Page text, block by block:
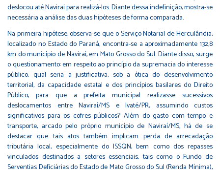
deslocou até Naviraí para realizá-los. Diante dessa indefinição, mostra-se
necessária a análise das duas hipóteses de forma comparada.
Na primeira hipótese, observa-se que o Serviço Notarial de Herculândia,
localizado no Estado do Paraná, encontra-se a aproximadamente 132,8
km do município de Naviraí, em Mato Grosso do Sul. Diante disso, surge
o questionamento: em respeito ao princípio da supremacia do interesse
público, qual seria a justificativa, sob a ótica do desenvolvimento
territorial, da capacidade estatal e dos princípios basilares do Direito
Público, para que a prefeita municipal realizasse sucessivos
deslocamentos entre Naviraí/MS e Ivaté/PR, assumindo custos
significativos para os cofres públicos? Além do gasto com tempo e
transporte, arcado pelo próprio município de Naviraí/MS, há de se
destacar que tais atos também implicam perda de arrecadação
tributária local, especialmente do ISSQN, bem como dos repasses
vinculados destinados a setores essenciais, tais como o Fundo de
Serventias Deficiárias do Estado de Mato Grosso do Sul (Renda Mínima),